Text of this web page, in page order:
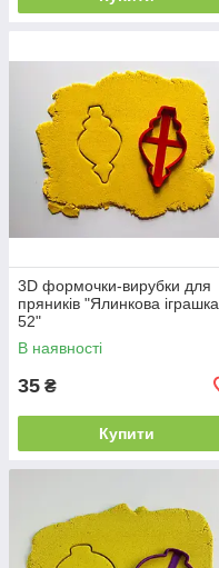
3D формочки-вирубки для
пряників "Ялинкова іграшка
52"
В наявності
35 ₴
Купити